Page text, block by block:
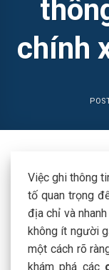
chính
Việc ghi thông
tố quan trọng
địa chỉ và
không ít người
một cách rõ
khám phá các